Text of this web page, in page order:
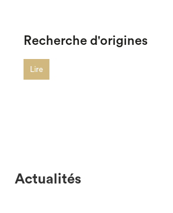
Recherche d'origines
Lire
Actualités